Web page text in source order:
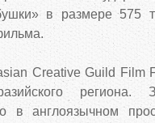
в размере 575
Creative Guild Film
в англоязычном